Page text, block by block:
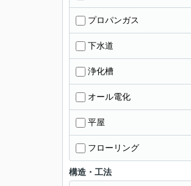
プロパンガス
下水道
浄化槽
オール電化
平屋
フローリング
構造・工法